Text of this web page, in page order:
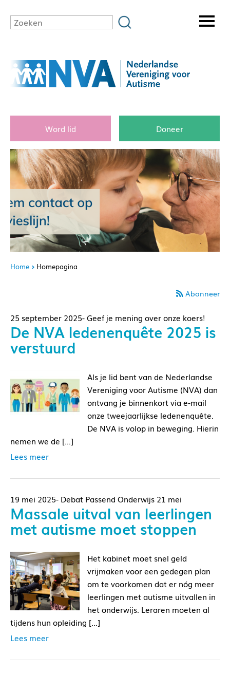
Word lid Doneer
Home Homepagina
Abonneer
25 september 2025- Geef je mening over onze koers!
De NVA ledenenquête 2025 is
verstuurd
Als je lid bent van de Nederlandse
Vereniging voor Autisme (NVA) dan
ontvang je binnenkort via e-mail
onze tweejaarlijkse ledenenquête.
De NVA is volop in beweging. Hierin
nemen we de […]
Lees meer
19 mei 2025- Debat Passend Onderwijs 21 mei
Massale uitval van leerlingen
met autisme moet stoppen
Het kabinet moet snel geld
vrijmaken voor een gedegen plan
om te voorkomen dat er nóg meer
leerlingen met autisme uitvallen in
het onderwijs. Leraren moeten al
tijdens hun opleiding […]
Lees meer